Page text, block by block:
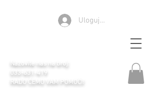
Ulogujte se
Nazovite nas na broj:
033-631-419
RADO ĆEMO VAM POMOĆI!